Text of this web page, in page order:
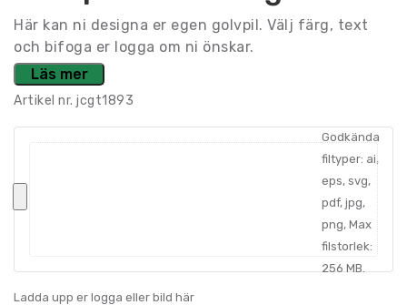
Här kan ni designa er egen golvpil. Välj färg, text
och bifoga er logga om ni önskar.
Läs mer
Artikel nr. jcgt1893
Godkända
filtyper: ai,
eps, svg,
pdf, jpg,
png, Max
filstorlek:
256 MB.
Ladda upp er logga eller bild här